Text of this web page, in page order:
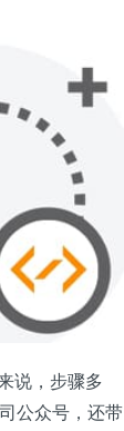
说，步骤多
公众号，还带